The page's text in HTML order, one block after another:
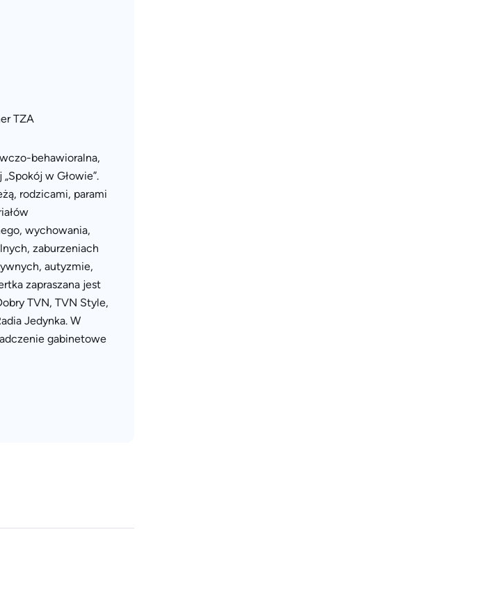
TZA
behawioralna,
w Głowie”.
rodzicami, parami
wychowania,
zaburzeniach
autyzmie,
zapraszana jest
TVN, TVN Style,
Jedynka. W
gabinetowe